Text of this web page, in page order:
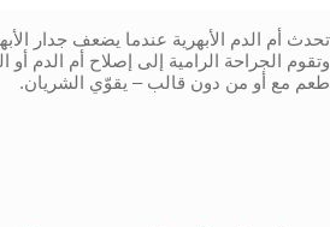
تحدث أم الدم الأبهرية عندما يضعف جدار
وتقوم الجراحة الرامية إلى إصلاح أم الدم
طعم مع أو من دون قالب – يقوّي الشريان.